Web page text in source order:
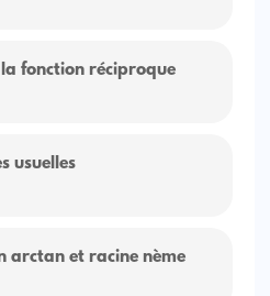
fonction réciproque
usuelles
arctan et racine nème